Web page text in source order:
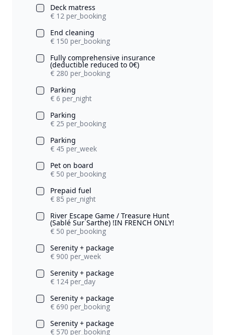
Deck matress
€ 12 per_booking
End cleaning
€ 150 per_booking
Fully comprehensive insurance
(deductible reduced to 0€)
€ 280 per_booking
Parking
€ 6 per_night
Parking
€ 25 per_booking
Parking
€ 45 per_week
Pet on board
€ 50 per_booking
Prepaid fuel
€ 85 per_night
River Escape Game / Treasure Hunt
(Sablé Sur Sarthe) !IN FRENCH ONLY!
€ 50 per_booking
Serenity + package
€ 900 per_week
Serenity + package
€ 124 per_day
Serenity + package
€ 690 per_booking
Serenity + package
€ 570 per_booking